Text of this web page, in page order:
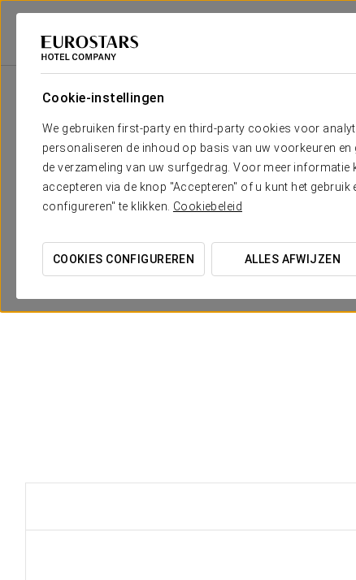
Cookie-instellingen
We gebruiken first-party en third-party cookies voor
personaliseren de inhoud op basis van uw voorkeuren
de verzameling van uw surfgedrag. Voor meer
accepteren via de knop "Accepteren" of u kunt het
configureren" te klikken. Cookiebeleid
COOKIES CONFIGUREREN ALLES AFWIJZEN
Eurostars Hotel Company